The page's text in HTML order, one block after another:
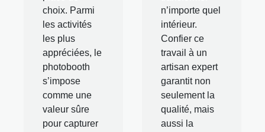
choix. Parmi
les activités
les plus
appréciées, le
photobooth
s’impose
comme une
valeur sûre
pour capturer
n’importe quel
intérieur.
Confier ce
travail à un
artisan expert
garantit non
seulement la
qualité, mais
aussi la